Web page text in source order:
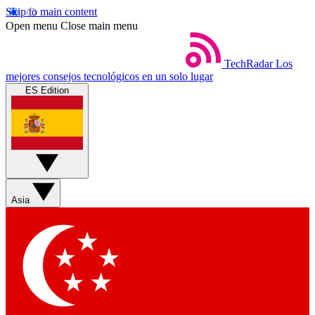
Skip to main content
Open menu Close main menu
TechRadar Los
mejores consejos tecnológicos en un solo lugar
ES Edition
Asia